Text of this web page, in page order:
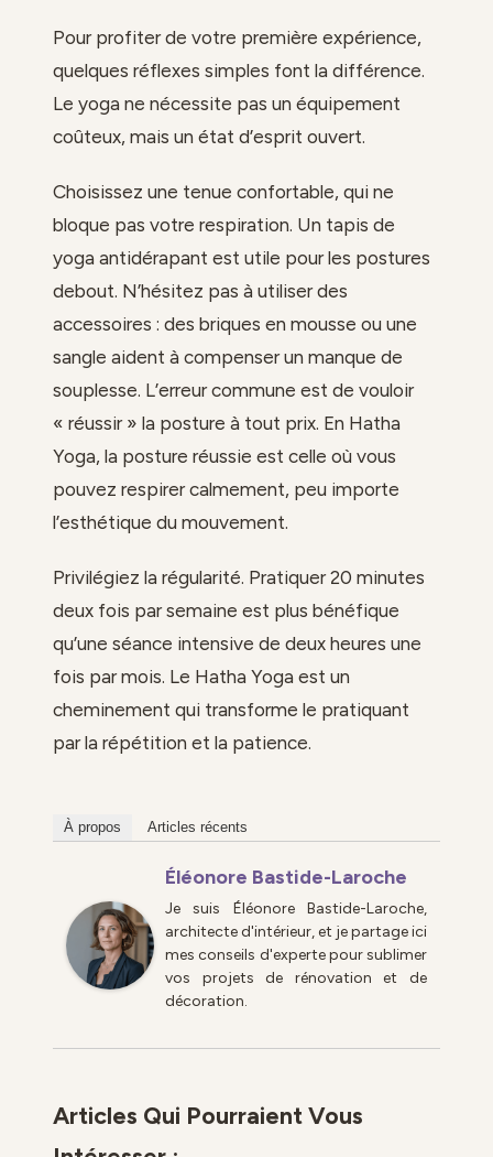
Pour profiter de votre première expérience,
quelques réflexes simples font la différence.
Le yoga ne nécessite pas un équipement
coûteux, mais un état d’esprit ouvert.
Choisissez une tenue confortable, qui ne
bloque pas votre respiration. Un tapis de
yoga antidérapant est utile pour les postures
debout. N’hésitez pas à utiliser des
accessoires : des briques en mousse ou une
sangle aident à compenser un manque de
souplesse. L’erreur commune est de vouloir
« réussir » la posture à tout prix. En Hatha
Yoga, la posture réussie est celle où vous
pouvez respirer calmement, peu importe
l’esthétique du mouvement.
Privilégiez la régularité. Pratiquer 20 minutes
deux fois par semaine est plus bénéfique
qu’une séance intensive de deux heures une
fois par mois. Le Hatha Yoga est un
cheminement qui transforme le pratiquant
par la répétition et la patience.
À propos Articles récents
Éléonore Bastide-Laroche
Je suis Éléonore Bastide-Laroche,
architecte d'intérieur, et je partage ici
mes conseils d'experte pour sublimer
vos projets de rénovation et de
décoration.
Articles Qui Pourraient Vous